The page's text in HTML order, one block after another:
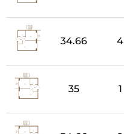
34.66 4
35 1